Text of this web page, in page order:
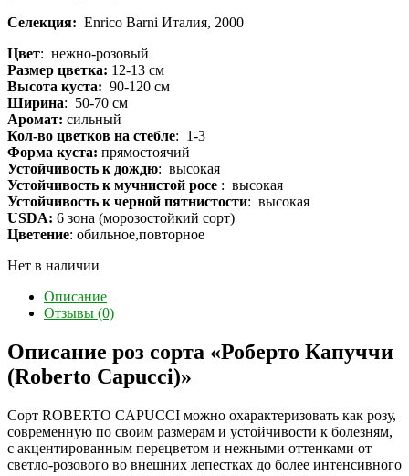
Селекция: Enrico Barni Италия, 2000
Цвет: нежно-розовый
Размер цветка: 12-13 см
Высота куста: 90-120 см
Ширина: 50-70 см
Аромат: сильный
Кол-во цветков на стебле: 1-3
Форма куста: прямостоячий
Устойчивость к дождю: высокая
Устойчивость к мучнистой росе : высокая
Устойчивость к черной пятнистости: высокая
USDA: 6 зона (морозостойкий сорт)
Цветение: обильное,повторное
Нет в наличии
Описание
Отзывы (0)
Описание роз сорта «Роберто Капуччи
(Roberto Capucci)»
Сорт ROBERTO CAPUCCI можно охарактеризовать как розу,
современную по своим размерам и устойчивости к болезням,
с акцентированным перецветом и нежными оттенками от
светло-розового во внешних лепестках до более интенсивного